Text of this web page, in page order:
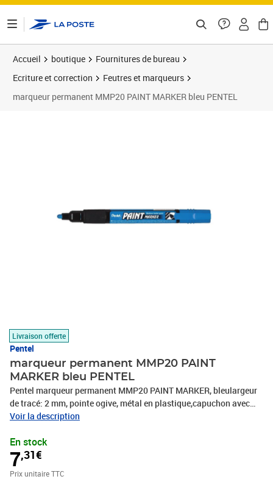
Accueil boutique
Fournitures de bureau
Ecriture et correction
Feutres et marqueurs
marqueur permanent MMP20 PAINT MARKER bleu PENTEL
Livraison offerte
Pentel
marqueur permanent MMP20 PAINT
MARKER bleu PENTEL
Pentel marqueur permanent MMP20 PAINT MARKER, bleulargeur
de tracé: 2 mm, pointe ogive, métal en plastique,capuchon avec
clip, couvrant, corps et capuchon en couleurde trait (MMP20-C)
Voir la description
En stock
7,31€
Prix unitaire TTC